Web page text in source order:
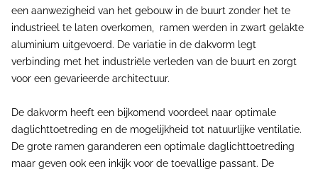
een aanwezigheid van het gebouw in de buurt zonder het te
industrieel te laten overkomen, ramen werden in zwart gelakte
aluminium uitgevoerd. De variatie in de dakvorm legt
verbinding met het industriële verleden van de buurt en zorgt
voor een gevarieerde architectuur.
De dakvorm heeft een bĳkomend voordeel naar optimale
daglichttoetreding en de mogelĳkheid tot natuurlĳke ventilatie.
De grote ramen garanderen een optimale daglichttoetreding
maar geven ook een inkĳk voor de toevallige passant. De